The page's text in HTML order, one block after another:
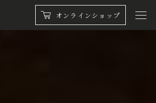
オンラインショップ